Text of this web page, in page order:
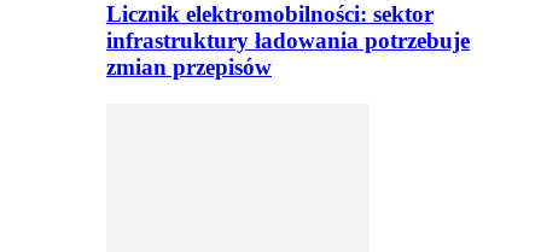
Licznik elektromobilności: sektor
infrastruktury ładowania potrzebuje
zmian przepisów